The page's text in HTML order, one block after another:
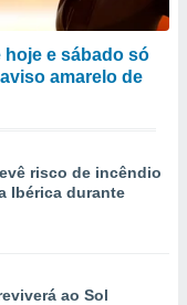
hoje e sábado só
amarelo de
risco de incêndio
Ibérica durante
ao Sol